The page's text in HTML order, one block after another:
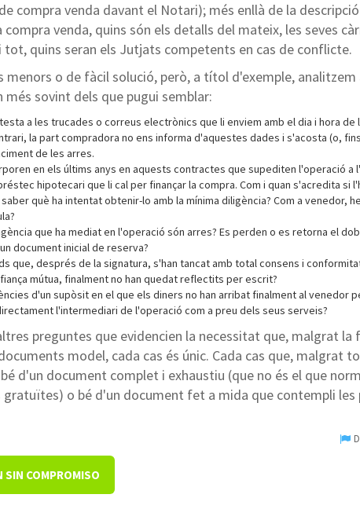
compra venda davant el Notari); més enllà de la
venda, quins són els detalls del mateix, les seves
quins seran els Jutjats competents en cas de conflicte.
menors o de fàcil solució, però, a títol d'exemple, analitzem
més sovint dels que pugui semblar:
a les trucades o correus electrònics que li enviem amb el dia i hora de
la part compradora no ens informa d'aquestes dades i s'acosta (o,
de les arres.
en els últims anys en aquests contractes que supediten l'operació a
hipotecari que li cal per finançar la compra. Com i quan s'acredita si
què ha intentat obtenir-lo amb la mínima diligència? Com a venedor,
que ha mediat en l'operació són arres? Es perden o es retorna el
document inicial de reserva?
que, després de la signatura, s'han tancat amb total consens i
mútua, finalment no han quedat reflectits per escrit?
d'un supòsit en el que els diners no han arribat finalment al venedor
l'intermediari de l'operació com a preu dels seus serveis?
preguntes que evidencien la necessitat que, malgrat la
model, cada cas és únic. Cada cas que, malgrat
d'un document complet i exhaustiu (que no és el que
gratuïtes) o bé d'un document fet a mida que contempli
SIN COMPROMISO